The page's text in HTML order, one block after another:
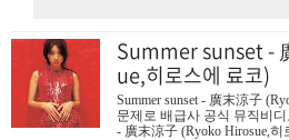
Summer sunset -
ue,히로스에 료코)
Summer sunset - 廣末涼子
문제로 배급사 공식 뮤직비
- 廣末涼子 (Ryoko Hirosue,